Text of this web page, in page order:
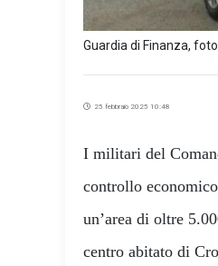
Guardia di Finanza,
25 febbraio 2025 10:48
I militari del
controllo
un’area di oltre
centro abitato di